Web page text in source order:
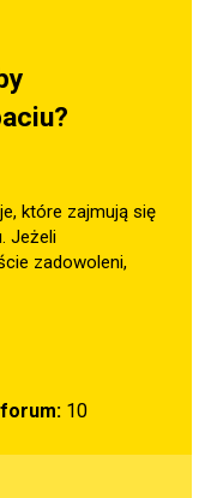
które zajmują się
Jeżeli
zadowoleni,
forum:10